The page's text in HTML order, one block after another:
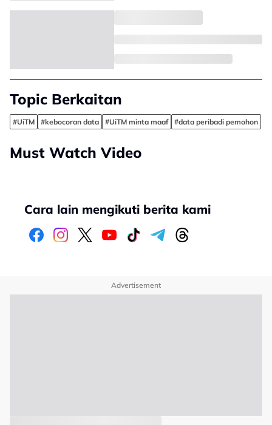
Topic Berkaitan
#UiTM #kebocoran data #UiTM minta maaf #data peribadi pemohon
Must Watch Video
Cara lain mengikuti berita kami
Advertisement